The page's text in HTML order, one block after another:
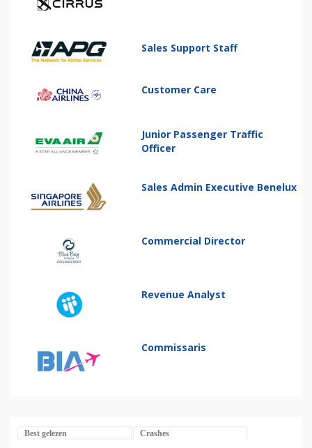
Sales Support Staff
Customer Care
Junior Passenger Traffic
Officer
Sales Admin Executive Benelux
Commercial Director
Revenue Analyst
Commissaris
Best gelezen Crashes